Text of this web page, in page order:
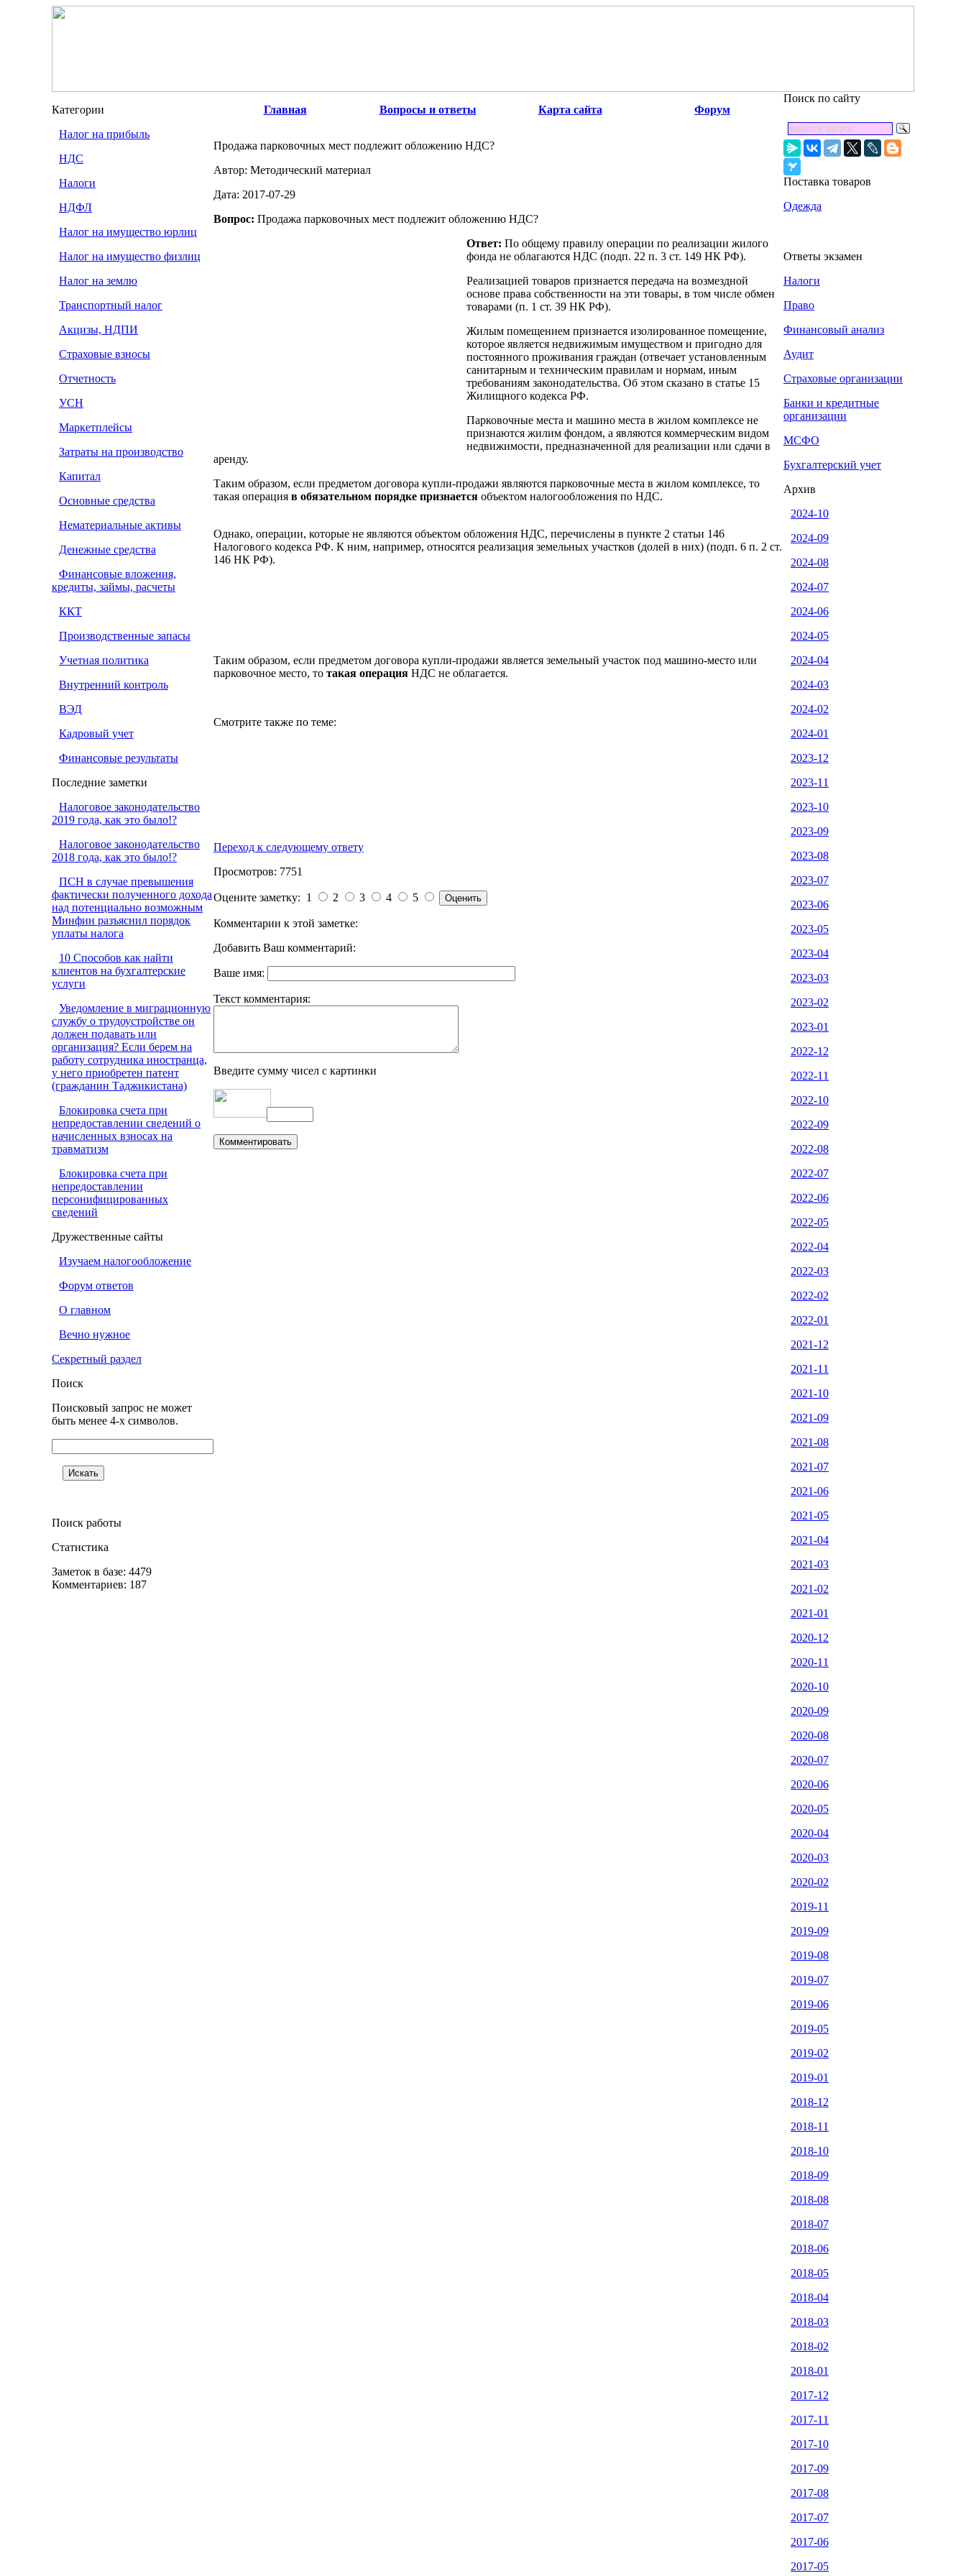
Категории
Налог на прибыль
НДС
Налоги
НДФЛ
Налог на имущество юрлиц
Налог на имущество физлиц
Налог на землю
Транспортный налог
Акцизы, НДПИ
Страховые взносы
Отчетность
УСН
Маркетплейсы
Затраты на производство
Капитал
Основные средства
Нематериальные активы
Денежные средства
Финансовые вложения,
кредиты, займы, расчеты
ККТ
Производственные запасы
Учетная политика
Внутренний контроль
ВЭД
Кадровый учет
Финансовые результаты
Последние заметки
Налоговое законодательство
2019 года, как это было!?
Налоговое законодательство
2018 года, как это было!?
ПСН в случае превышения
фактически полученного дохода
над потенциально возможным
Минфин разъяснил порядок
уплаты налога
10 Способов как найти
клиентов на бухгалтерские
услуги
Уведомление в миграционную
службу о трудоустройстве он
должен подавать или
организация? Если берем на
работу сотрудника иностранца,
у него приобретен патент
(гражданин Таджикистана)
Блокировка счета при
непредоставлении сведений о
начисленных взносах на
травматизм
Блокировка счета при
непредоставлении
персонифицированных
сведений
Дружественные сайты
Изучаем налогообложение
Форум ответов
О главном
Вечно нужное
Секретный раздел
Поиск
Поисковый запрос не может
быть менее 4-х символов.
Поиск работы
Статистика
Заметок в базе: 4479
Комментариев: 187
Главная Вопросы и ответы Карта сайта Форум
Продажа парковочных мест подлежит обложению НДС?
Автор: Методический материал
Дата: 2017-07-29
Вопрос: Продажа парковочных мест подлежит обложению НДС?
Ответ: По общему правилу операции по реализации жилого
фонда не облагаются НДС (подп. 22 п. 3 ст. 149 НК РФ).
Реализацией товаров признается передача на возмездной
основе права собственности на эти товары, в том числе обмен
товарами (п. 1 ст. 39 НК РФ).
Жилым помещением признается изолированное помещение,
которое является недвижимым имуществом и пригодно для
постоянного проживания граждан (отвечает установленным
санитарным и техническим правилам и нормам, иным
требованиям законодательства. Об этом сказано в статье 15
Жилищного кодекса РФ.
Парковочные места и машино места в жилом комплексе не
признаются жилим фондом, а являются коммерческим видом
недвижимости, предназначенной для реализации или сдачи в
аренду.
Таким образом, если предметом договора купли-продажи являются парковочные места в жилом комплексе, то
такая операция в обязательном порядке признается объектом налогообложения по НДС.
Однако, операции, которые не являются объектом обложения НДС, перечислены в пункте 2 статьи 146
Налогового кодекса РФ. К ним, например, относятся реализация земельных участков (долей в них) (подп. 6 п. 2 ст.
146 НК РФ).
Таким образом, если предметом договора купли-продажи является земельный участок под машино-место или
парковочное место, то такая операция НДС не облагается.
Смотрите также по теме:
Переход к следующему ответу
Просмотров: 7751
Оцените заметку: 1 2 3 4 5
Комментарии к этой заметке:
Добавить Ваш комментарий:
Ваше имя:
Текст комментария:
Введите сумму чисел с картинки
Поиск по сайту
Поставка товаров
Одежда
Ответы экзамен
Налоги
Право
Финансовый анализ
Аудит
Страховые организации
Банки и кредитные
организации
МСФО
Бухгалтерский учет
Архив
2024-10
2024-09
2024-08
2024-07
2024-06
2024-05
2024-04
2024-03
2024-02
2024-01
2023-12
2023-11
2023-10
2023-09
2023-08
2023-07
2023-06
2023-05
2023-04
2023-03
2023-02
2023-01
2022-12
2022-11
2022-10
2022-09
2022-08
2022-07
2022-06
2022-05
2022-04
2022-03
2022-02
2022-01
2021-12
2021-11
2021-10
2021-09
2021-08
2021-07
2021-06
2021-05
2021-04
2021-03
2021-02
2021-01
2020-12
2020-11
2020-10
2020-09
2020-08
2020-07
2020-06
2020-05
2020-04
2020-03
2020-02
2019-11
2019-09
2019-08
2019-07
2019-06
2019-05
2019-02
2019-01
2018-12
2018-11
2018-10
2018-09
2018-08
2018-07
2018-06
2018-05
2018-04
2018-03
2018-02
2018-01
2017-12
2017-11
2017-10
2017-09
2017-08
2017-07
2017-06
2017-05